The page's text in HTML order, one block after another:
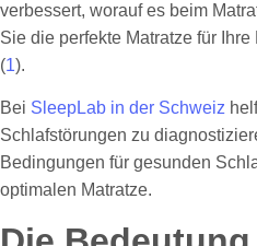
verbessert, worauf es beim
Sie die perfekte Matratze für
(1).
Bei SleepLab in der Schweiz
Schlafstörungen zu
Bedingungen für gesunden
optimalen Matratze.